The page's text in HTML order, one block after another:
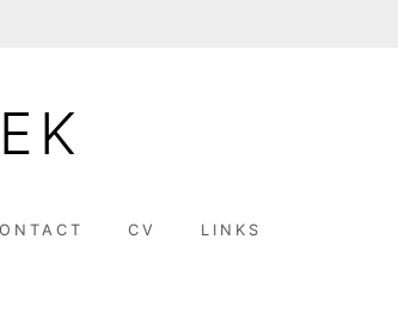
CV LINKS